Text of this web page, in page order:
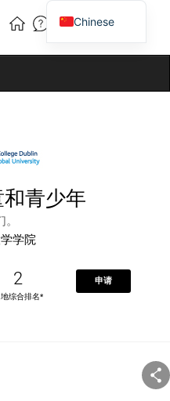
青少年
学院
2
地综合排名*
申请
Chinese